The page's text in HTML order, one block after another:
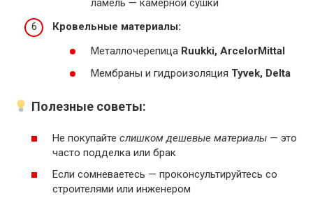
ламель — камерной сушки
Кровельные материалы:
Металлочерепица Ruukki, ArcelorMittal
Мембраны и гидроизоляция Tyvek, Delta
Полезные советы:
Не покупайте слишком дешевые материалы — это
часто подделка или брак
Если сомневаетесь — проконсультируйтесь со
строителями или инженером